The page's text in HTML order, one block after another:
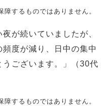
するものではありません。
が続いていましたが、
度が減り、日中の集中
ございます。」（30代
するものではありません。